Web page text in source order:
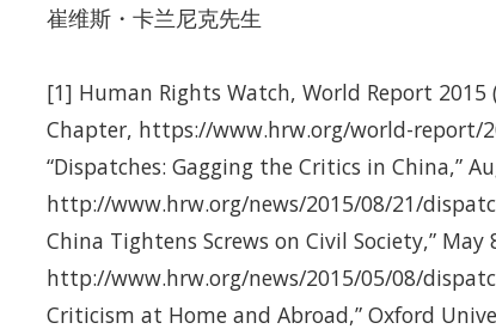
崔维斯・卡兰尼克先生
[1] Human Rights Watch, World Report
Chapter, https://www.hrw.org/world-report/
“Dispatches: Gagging the Critics in China,”
http://www.hrw.org/news/2015/08/21/
China Tightens Screws on Civil Society,” May
http://www.hrw.org/news/2015/05/08/
Criticism at Home and Abroad,” Oxford